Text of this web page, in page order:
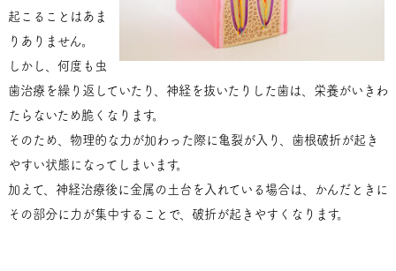
起こることはあま
りありません。
しかし、何度も虫
歯治療を繰り返していたり、神経を抜いたりした歯は、栄養がいきわ
たらないため脆くなります。
そのため、物理的な力が加わった際に亀裂が入り、歯根破折が起き
やすい状態になってしまいます。
加えて、神経治療後に金属の土台を入れている場合は、かんだときに
その部分に力が集中することで、破折が起きやすくなります。